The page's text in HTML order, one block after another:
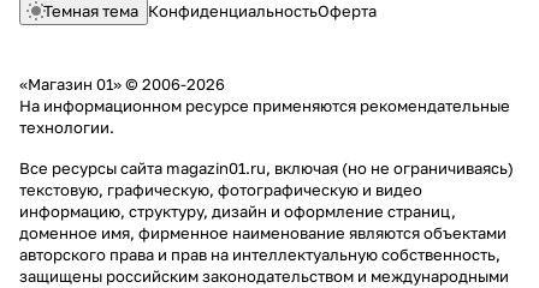
Темная тема КонфиденциальностьОферта
«Магазин 01» © 2006-2026
На информационном ресурсе применяются рекомендательные
технологии.
Все ресурсы сайта magazin01.ru, включая (но не ограничиваясь)
текстовую, графическую, фотографическую и видео
информацию, структуру, дизайн и оформление страниц,
доменное имя, фирменное наименование являются объектами
авторского права и прав на интеллектуальную собственность,
защищены российским законодательством и международными